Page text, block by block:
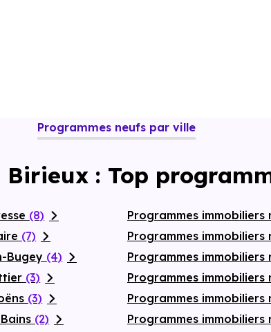
Programmes neufs par ville
: Top
(8)
(7)
Bugey (4)
(3)
(3)
(2)
Programmes immobiliers
Programmes
Programmes immobiliers
Programmes immobiliers
Programmes immobiliers
Programmes immobiliers